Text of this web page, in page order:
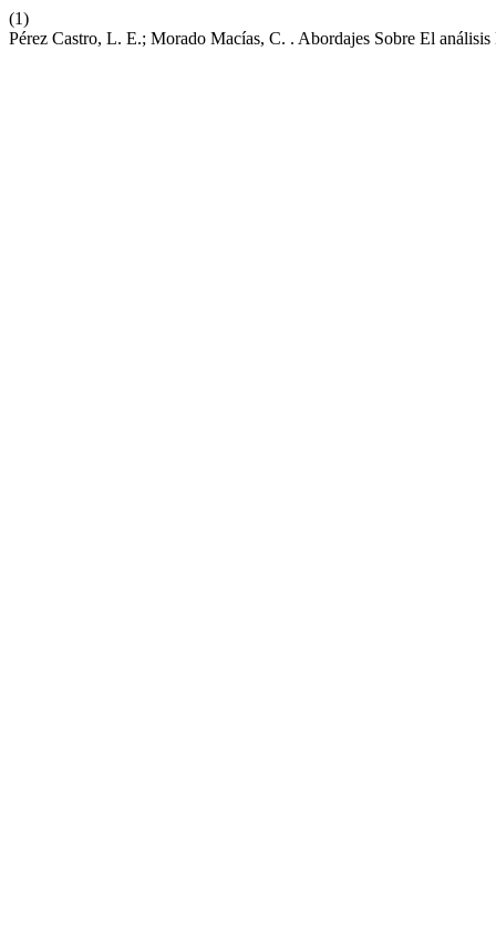
(1)
Pérez Castro, L. E.; Morado Macías, C. . Abordajes Sobre El